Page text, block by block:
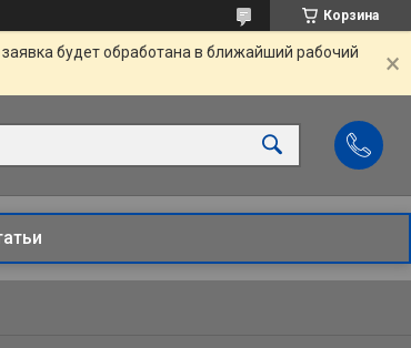
Корзина
будет обработана в ближайший рабочий